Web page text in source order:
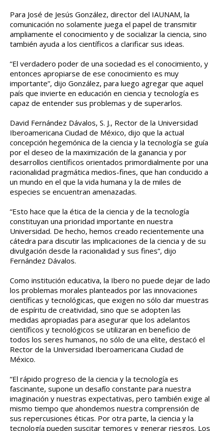
Para José de Jesús González, director del IAUNAM, la
comunicación no solamente juega el papel de transmitir
ampliamente el conocimiento y de socializar la ciencia, sino
también ayuda a los científicos a clarificar sus ideas.
“El verdadero poder de una sociedad es el conocimiento, y
entonces apropiarse de ese conocimiento es muy
importante”, dijo González, para luego agregar que aquel
país que invierte en educación en ciencia y tecnología es
capaz de entender sus problemas y de superarlos.
David Fernández Dávalos, S. J., Rector de la Universidad
Iberoamericana Ciudad de México, dijo que la actual
concepción hegemónica de la ciencia y la tecnología se guía
por el deseo de la maximización de la ganancia y por
desarrollos científicos orientados primordialmente por una
racionalidad pragmática medios-fines, que han conducido a
un mundo en el que la vida humana y la de miles de
especies se encuentran amenazadas.
“Esto hace que la ética de la ciencia y de la tecnología
constituyan una prioridad importante en nuestra
Universidad. De hecho, hemos creado recientemente una
cátedra para discutir las implicaciones de la ciencia y de su
divulgación desde la racionalidad y sus fines”, dijo
Fernández Dávalos.
Como institución educativa, la Ibero no puede dejar de lado
los problemas morales planteados por las innovaciones
científicas y tecnológicas, que exigen no sólo dar muestras
de espíritu de creatividad, sino que se adopten las
medidas apropiadas para asegurar que los adelantos
científicos y tecnológicos se utilizaran en beneficio de
todos los seres humanos, no sólo de una elite, destacó el
Rector de la Universidad Iberoamericana Ciudad de
México.
“El rápido progreso de la ciencia y la tecnología es
fascinante, supone un desafío constante para nuestra
imaginación y nuestras expectativas, pero también exige al
mismo tiempo que ahondemos nuestra comprensión de
sus repercusiones éticas. Por otra parte, la ciencia y la
tecnología pueden suscitar temores y generar riesgos. Los